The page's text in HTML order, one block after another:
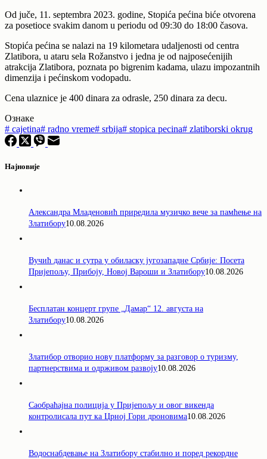
Od juče, 11. septembra 2023. godine, Stopića pećina biće otvorena
za posetioce svakim danom u periodu od 09:30 do 18:00 časova.
Stopića pećina se nalazi na 19 kilometara udaljenosti od centra
Zlatibora, u ataru sela Rožanstvo i jedna je od najposećenijih
atrakcija Zlatibora, poznata po bigrenim kadama, ulazu impozantnih
dimenzija i pećinskom vodopadu.
Cena ulaznice je 400 dinara za odrasle, 250 dinara za decu.
Ознаке
# cajetina# radno vreme# srbija# stopica pecina# zlatiborski okrug
Најновије
Александра Младеновић приредила музичко вече за памћење на
Златибору10.08.2026
Вучић данас и сутра у обиласку југозападне Србије: Посета
Пријепољу, Прибоју, Новој Вароши и Златибору10.08.2026
Бесплатан концерт групе „Дамар“ 12. августа на
Златибору10.08.2026
Златибор отворио нову платформу за разговор о туризму,
партнерствима и одрживом развоју10.08.2026
Саобраћајна полиција у Пријепољу и овог викенда
контролисала пут ка Црној Гори дроновима10.08.2026
Водоснабдевање на Златибору стабилно и поред рекордне